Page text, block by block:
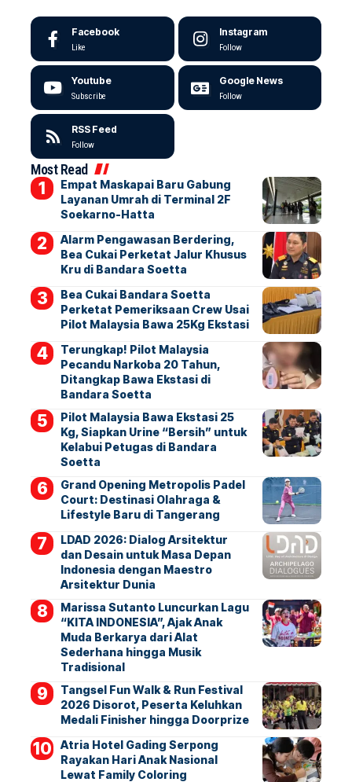
Facebook
Like
Instagram
Follow
Youtube
Subscribe
Google News
Follow
RSS Feed
Follow
Most Read
Empat Maskapai Baru Gabung
Layanan Umrah di Terminal 2F
Soekarno-Hatta
Alarm Pengawasan Berdering,
Bea Cukai Perketat Jalur Khusus
Kru di Bandara Soetta
Bea Cukai Bandara Soetta
Perketat Pemeriksaan Crew Usai
Pilot Malaysia Bawa 25Kg Ekstasi
Terungkap! Pilot Malaysia
Pecandu Narkoba 20 Tahun,
Ditangkap Bawa Ekstasi di
Bandara Soetta
Pilot Malaysia Bawa Ekstasi 25
Kg, Siapkan Urine “Bersih” untuk
Kelabui Petugas di Bandara
Soetta
Grand Opening Metropolis Padel
Court: Destinasi Olahraga &
Lifestyle Baru di Tangerang
LDAD 2026: Dialog Arsitektur
dan Desain untuk Masa Depan
Indonesia dengan Maestro
Arsitektur Dunia
Marissa Sutanto Luncurkan Lagu
“KITA INDONESIA”, Ajak Anak
Muda Berkarya dari Alat
Sederhana hingga Musik
Tradisional
Tangsel Fun Walk & Run Festival
2026 Disorot, Peserta Keluhkan
Medali Finisher hingga Doorprize
Atria Hotel Gading Serpong
Rayakan Hari Anak Nasional
Lewat Family Coloring